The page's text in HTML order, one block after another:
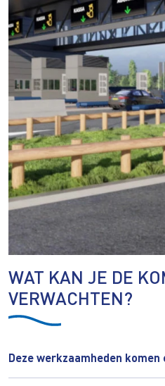
WAT KAN JE DE
VERWACHTEN?
Deze werkzaamheden komen